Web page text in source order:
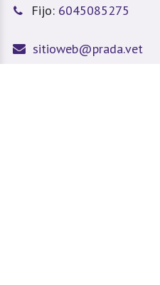
Fijo: 6045085275
sitioweb@prada.vet